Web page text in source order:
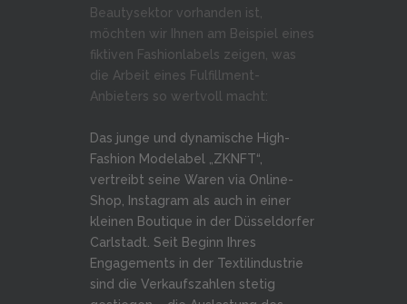
Beautysektor vorhanden ist,
möchten wir Ihnen am Beispiel eines
fiktiven Fashionlabels zeigen, was
die Arbeit eines Fulfillment-
Anbieters so wertvoll macht:
Das junge und dynamische High-
Fashion Modelabel „ZKNFT“,
vertreibt seine Waren via Online-
Shop, Instagram als auch in einer
kleinen Boutique in der Düsseldorfer
Carlstadt. Seit Beginn Ihres
Engagements in der Textilindustrie
sind die Verkaufszahlen stetig